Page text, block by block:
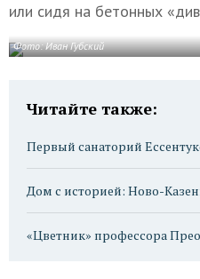
или сидя на бетонных
Фото: Иван Губский
Читайте также:
Первый санаторий
Дом с историей: Ново-
«Цветник» профессора